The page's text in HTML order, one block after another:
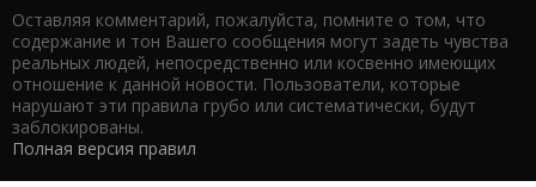
Оставляя комментарий, пожалуйста, помните о том, что
содержание и тон Вашего сообщения могут задеть чувства
реальных людей, непосредственно или косвенно имеющих
отношение к данной новости. Пользователи, которые
нарушают эти правила грубо или систематически, будут
заблокированы.
Полная версия правил